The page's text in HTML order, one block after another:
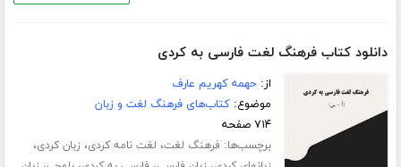
دانلود کتاب فرهنگ لغت فارسی به کردی
از:حهمه کهریم عارف
موضوع:کتاب‌های فرهنگ لغت و زبان
۷۱۴ صفحه
برچسب‌ها: فرهنگ لغت، لغت نامه کردی، زبان کردی،